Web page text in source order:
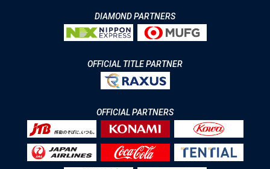
DIAMOND PARTNERS
OFFICIAL TITLE PARTNER
OFFICIAL PARTNERS